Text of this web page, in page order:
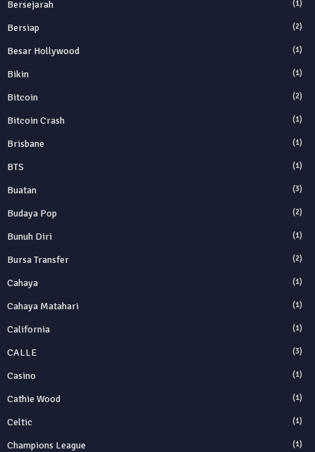
Bersejarah (1)
Bersiap (2)
Besar Hollywood (1)
Bikin (1)
Bitcoin (2)
Bitcoin Crash (1)
Brisbane (1)
BTS (1)
Buatan (3)
Budaya Pop (2)
Bunuh Diri (1)
Bursa Transfer (2)
Cahaya (1)
Cahaya Matahari (1)
California (1)
CALLE (3)
Casino (1)
Cathie Wood (1)
Celtic (1)
Champions League (1)